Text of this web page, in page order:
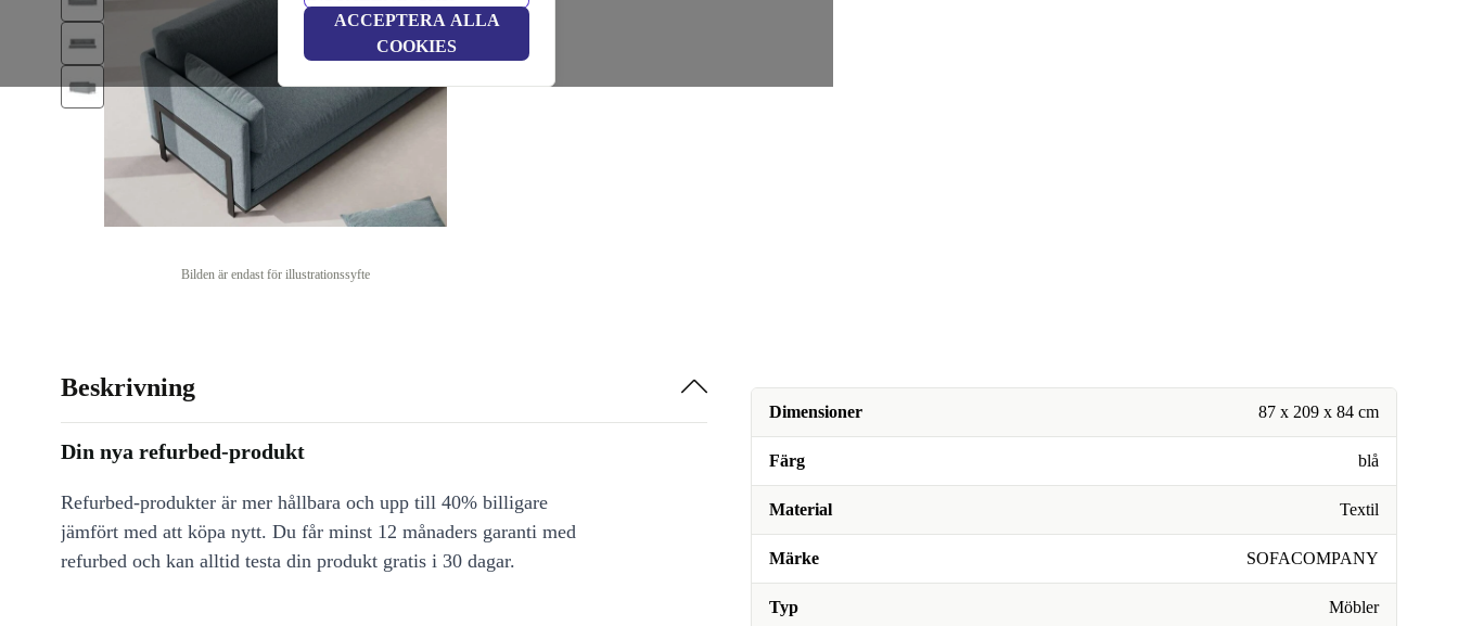
ACCEPTERA ALLA
COOKIES
Bilden är endast för illustrationssyfte
Dimensioner 87 x 209 x 84 cm
Färg blå
Material Textil
Märke SOFACOMPANY
Typ Möbler
Beskrivning
Din nya refurbed-produkt
Refurbed-produkter är mer hållbara och upp till 40% billigare
jämfört med att köpa nytt. Du får minst 12 månaders garanti med
refurbed och kan alltid testa din produkt gratis i 30 dagar.